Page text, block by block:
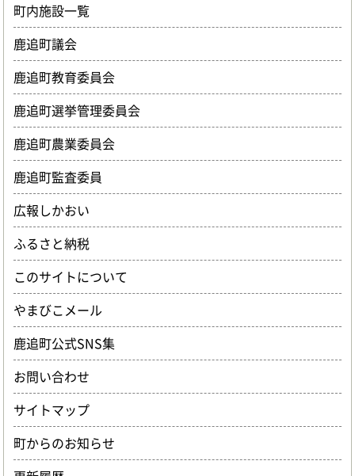
町内施設一覧
鹿追町議会
鹿追町教育委員会
鹿追町選挙管理委員会
鹿追町農業委員会
鹿追町監査委員
広報しかおい
ふるさと納税
このサイトについて
やまびこメール
鹿追町公式SNS集
お問い合わせ
サイトマップ
町からのお知らせ